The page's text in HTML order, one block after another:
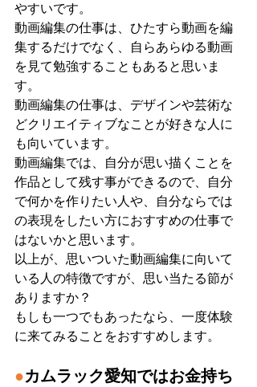
やすいです。
動画編集の仕事は、ひたすら動画を編
集するだけでなく、自らあらゆる動画
を見て勉強することもあると思いま
す。
動画編集の仕事は、デザインや芸術な
どクリエイティブなことが好きな人に
も向いています。
動画編集では、自分が思い描くことを
作品として残す事ができるので、自分
で何かを作りたい人や、自分ならでは
の表現をしたい方におすすめの仕事で
はないかと思います。
以上が、思いついた動画編集に向いて
いる人の特徴ですが、思い当たる節が
ありますか？
もしも一つでもあったなら、一度体験
に来てみることをおすすめします。
●カムラック愛知ではお金持ち